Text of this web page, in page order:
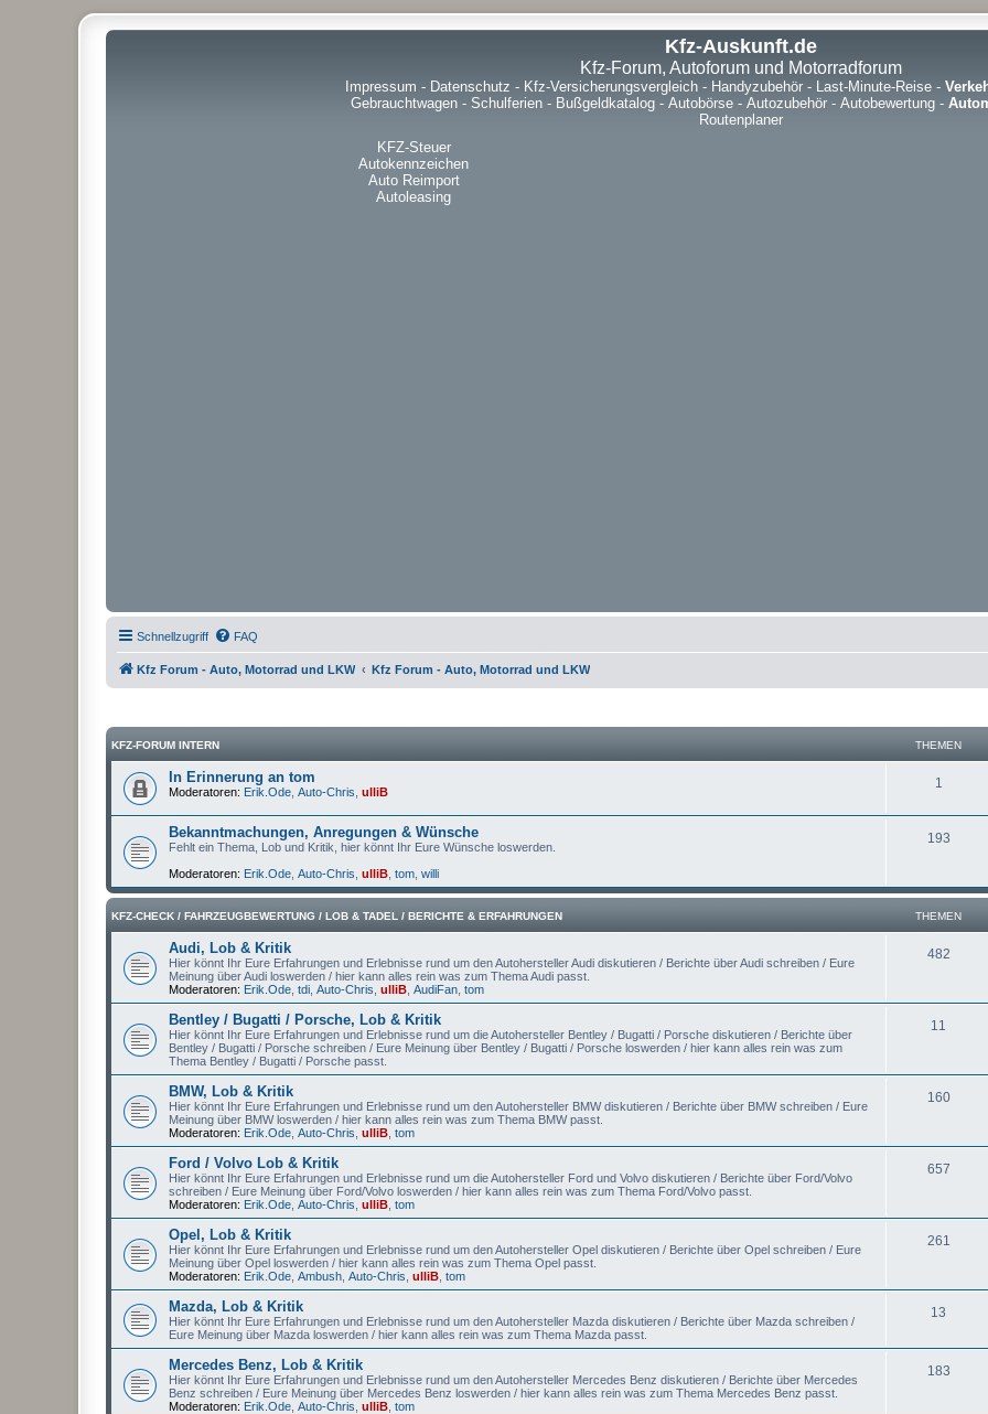
Kfz-Auskunft.de
Kfz-Forum, Autoforum und Motorradforum
Impressum - Datenschutz - Kfz-Versicherungsvergleich- Handyzubehör- Last-Minute-Reise-
Gebrauchtwagen - Schulferien - Bußgeldkatalog - Autobörse - Autozubehör - Autobewertung -
Routenplaner
KFZ-Steuer
Autokennzeichen
Auto Reimport
Autoleasing
Schnellzugriff FAQ
Kfz Forum - Auto, Motorrad und LKW Kfz Forum - Auto, Motorrad und LKW
KFZ-FORUM INTERN THEMEN
In Erinnerung an tom
Moderatoren: Erik.Ode Auto-Chris ulliB
1
Bekanntmachungen, Anregungen & Wünsche
Fehlt ein Thema, Lob und Kritik, hier könnt Ihr Eure Wünsche loswerden.
Moderatoren: Erik.Ode Auto-Chris ulliB tom willi
193
KFZ-CHECK / FAHRZEUGBEWERTUNG / LOB & TADEL / BERICHTE & ERFAHRUNGEN THEMEN
Audi, Lob & Kritik
Hier könnt Ihr Eure Erfahrungen und Erlebnisse rund um den Autohersteller Audi diskutieren / Berichte über Audi schreiben / Eure
Meinung über Audi loswerden / hier kann alles rein was zum Thema Audi passt.
Moderatoren: Erik.Ode tdi Auto-Chris ulliB AudiFan tom
482
Bentley / Bugatti / Porsche, Lob & Kritik
Hier könnt Ihr Eure Erfahrungen und Erlebnisse rund um die Autohersteller Bentley / Bugatti / Porsche diskutieren / Berichte über
Bentley / Bugatti / Porsche schreiben / Eure Meinung über Bentley / Bugatti / Porsche loswerden / hier kann alles rein was zum
Thema Bentley / Bugatti / Porsche passt.
11
BMW, Lob & Kritik
Hier könnt Ihr Eure Erfahrungen und Erlebnisse rund um den Autohersteller BMW diskutieren / Berichte über BMW schreiben / Eure
Meinung über BMW loswerden / hier kann alles rein was zum Thema BMW passt.
Moderatoren: Erik.Ode Auto-Chris ulliB tom
160
Ford / Volvo Lob & Kritik
Hier könnt Ihr Eure Erfahrungen und Erlebnisse rund um die Autohersteller Ford und Volvo diskutieren / Berichte über Ford/Volvo
schreiben / Eure Meinung über Ford/Volvo loswerden / hier kann alles rein was zum Thema Ford/Volvo passt.
Moderatoren: Erik.Ode Auto-Chris ulliB tom
657
Opel, Lob & Kritik
Hier könnt Ihr Eure Erfahrungen und Erlebnisse rund um den Autohersteller Opel diskutieren / Berichte über Opel schreiben / Eure
Meinung über Opel loswerden / hier kann alles rein was zum Thema Opel passt.
Moderatoren: Erik.Ode Ambush Auto-Chris ulliB tom
261
Mazda, Lob & Kritik
Hier könnt Ihr Eure Erfahrungen und Erlebnisse rund um den Autohersteller Mazda diskutieren / Berichte über Mazda schreiben /
Eure Meinung über Mazda loswerden / hier kann alles rein was zum Thema Mazda passt.
13
Mercedes Benz, Lob & Kritik
Hier könnt Ihr Eure Erfahrungen und Erlebnisse rund um den Autohersteller Mercedes Benz diskutieren / Berichte über Mercedes
Benz schreiben / Eure Meinung über Mercedes Benz loswerden / hier kann alles rein was zum Thema Mercedes Benz passt.
Moderatoren: Erik.Ode Auto-Chris ulliB tom
183